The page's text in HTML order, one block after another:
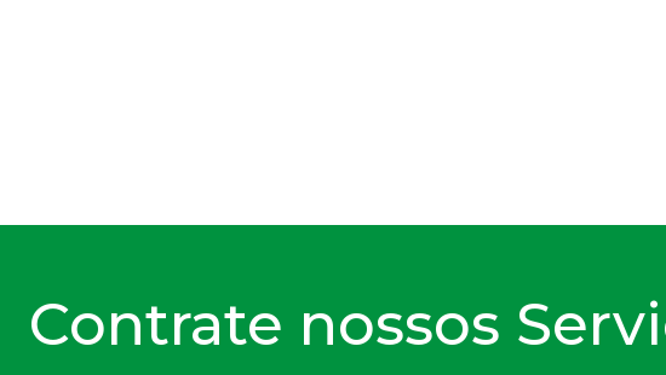
Contrate nossos